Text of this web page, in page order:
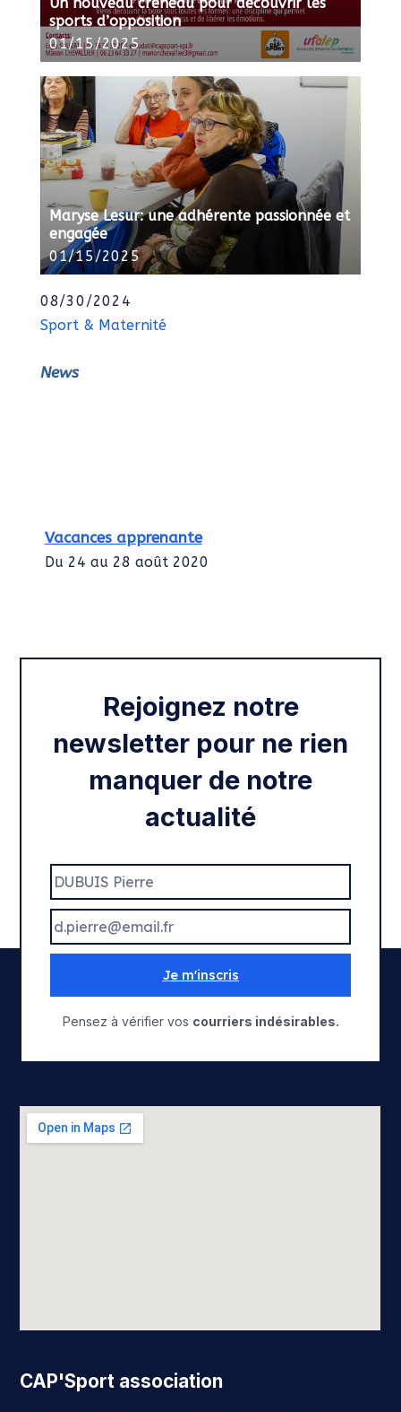
sports d’opposition
01/15/2025
Maryse Lesur: une adhérente passionnée et
engagée
01/15/2025
08/30/2024
Sport & Maternité
News
Vacances apprenante
Du 24 au 28 août 2020
Rejoignez notre
newsletter pour ne rien
manquer de notre
actualité
Je m'inscris
Pensez à vérifier vos courriers indésirables.
CAP'Sport association